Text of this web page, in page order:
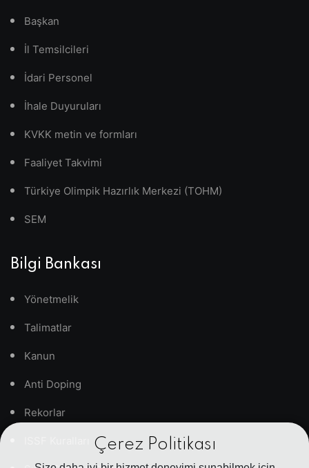
Çerez Politikası
Başkan
İl Temsilcileri
İdari Personel
İhale Duyuruları
KVKK metin ve formları
Faaliyet Takvimi
Türkiye Olimpik Hazırlık Merkezi (TOHM)
SEM
Bilgi Bankası
Yönetmelik
Talimatlar
Kanun
Anti Doping
Rekorlar